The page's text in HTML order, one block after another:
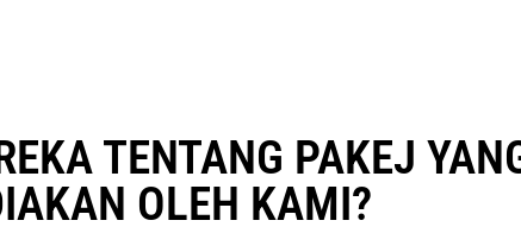
TENTANG PAKEJ
OLEH KAMI?